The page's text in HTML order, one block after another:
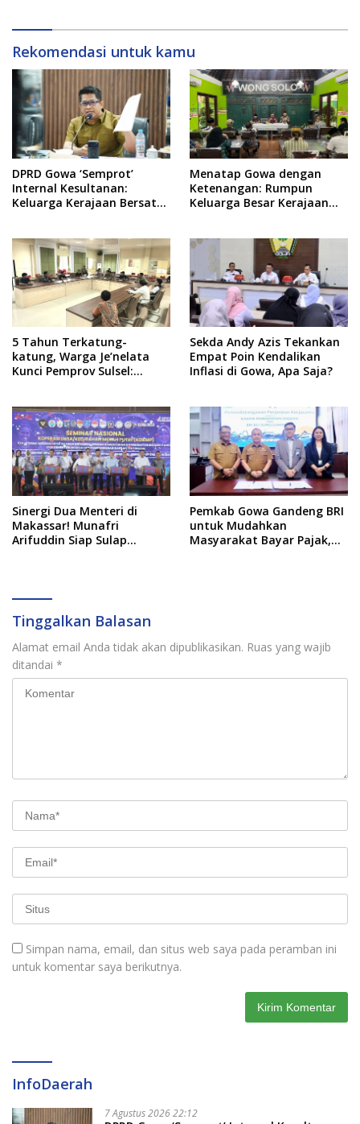
Rekomendasi untuk kamu
DPRD Gowa ‘Semprot’
Internal Kesultanan:
Keluarga Kerajaan Bersatu
Menatap Gowa dengan
Ketenangan: Rumpun
Keluarga Besar Kerajaan
Jalur Musyawarah,
Ingatkan Soal Adat dan
Adab
5 Tahun Terkatung-
katung, Warga Je’nelata
Kunci Pemprov Sulsel:
Sekda Andy Azis Tekankan
Empat Poin Kendalikan
Inflasi di Gowa, Apa Saja?
Sinergi Dua Menteri di
Makassar! Munafri
Arifuddin Siap Sulap
Pemkab Gowa Gandeng BRI
untuk Mudahkan
Masyarakat Bayar Pajak,
Tinggalkan Balasan
Alamat email Anda tidak akan dipublikasikan. Ruas yang wajib
ditandai *
Simpan nama, email, dan situs web saya pada peramban ini
untuk komentar saya berikutnya.
InfoDaerah
7 Agustus 2026 22:12